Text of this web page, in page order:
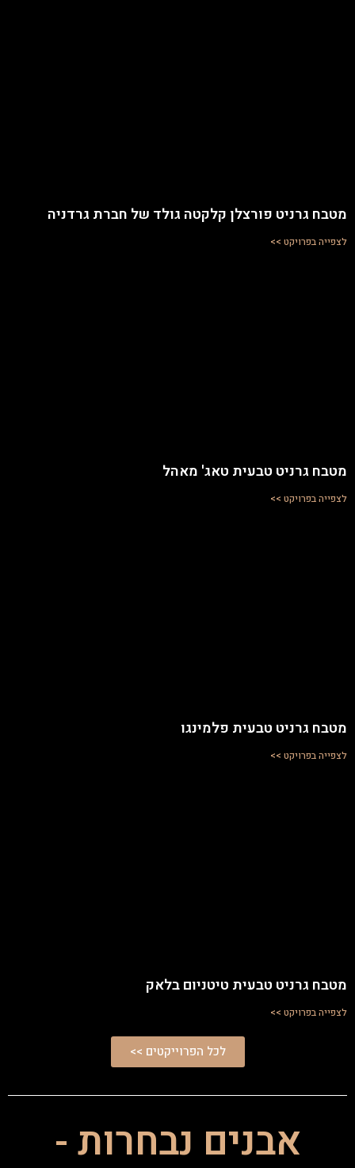
מטבח גרניט פורצלן קלקטה גולד של חברת גרדניה
לצפייה בפרויקט >>
מטבח גרניט טבעית טאג' מאהל
לצפייה בפרויקט >>
מטבח גרניט טבעית פלמינגו
לצפייה בפרויקט >>
מטבח גרניט טבעית טיטניום בלאק
לצפייה בפרויקט >>
לכל הפרוייקטים >>
אבנים נבחרות -